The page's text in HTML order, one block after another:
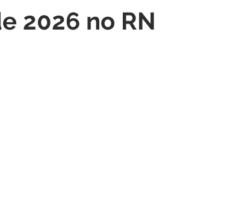
2026 no RN
estrelas.